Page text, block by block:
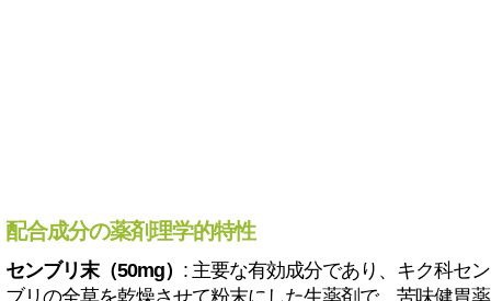
配合成分の薬剤理学的特性
センブリ末（50mg） : 主要な有効成分であり、キク科セン
ブリの全草を乾燥させて粉末にした生薬剤で、苦味健胃薬